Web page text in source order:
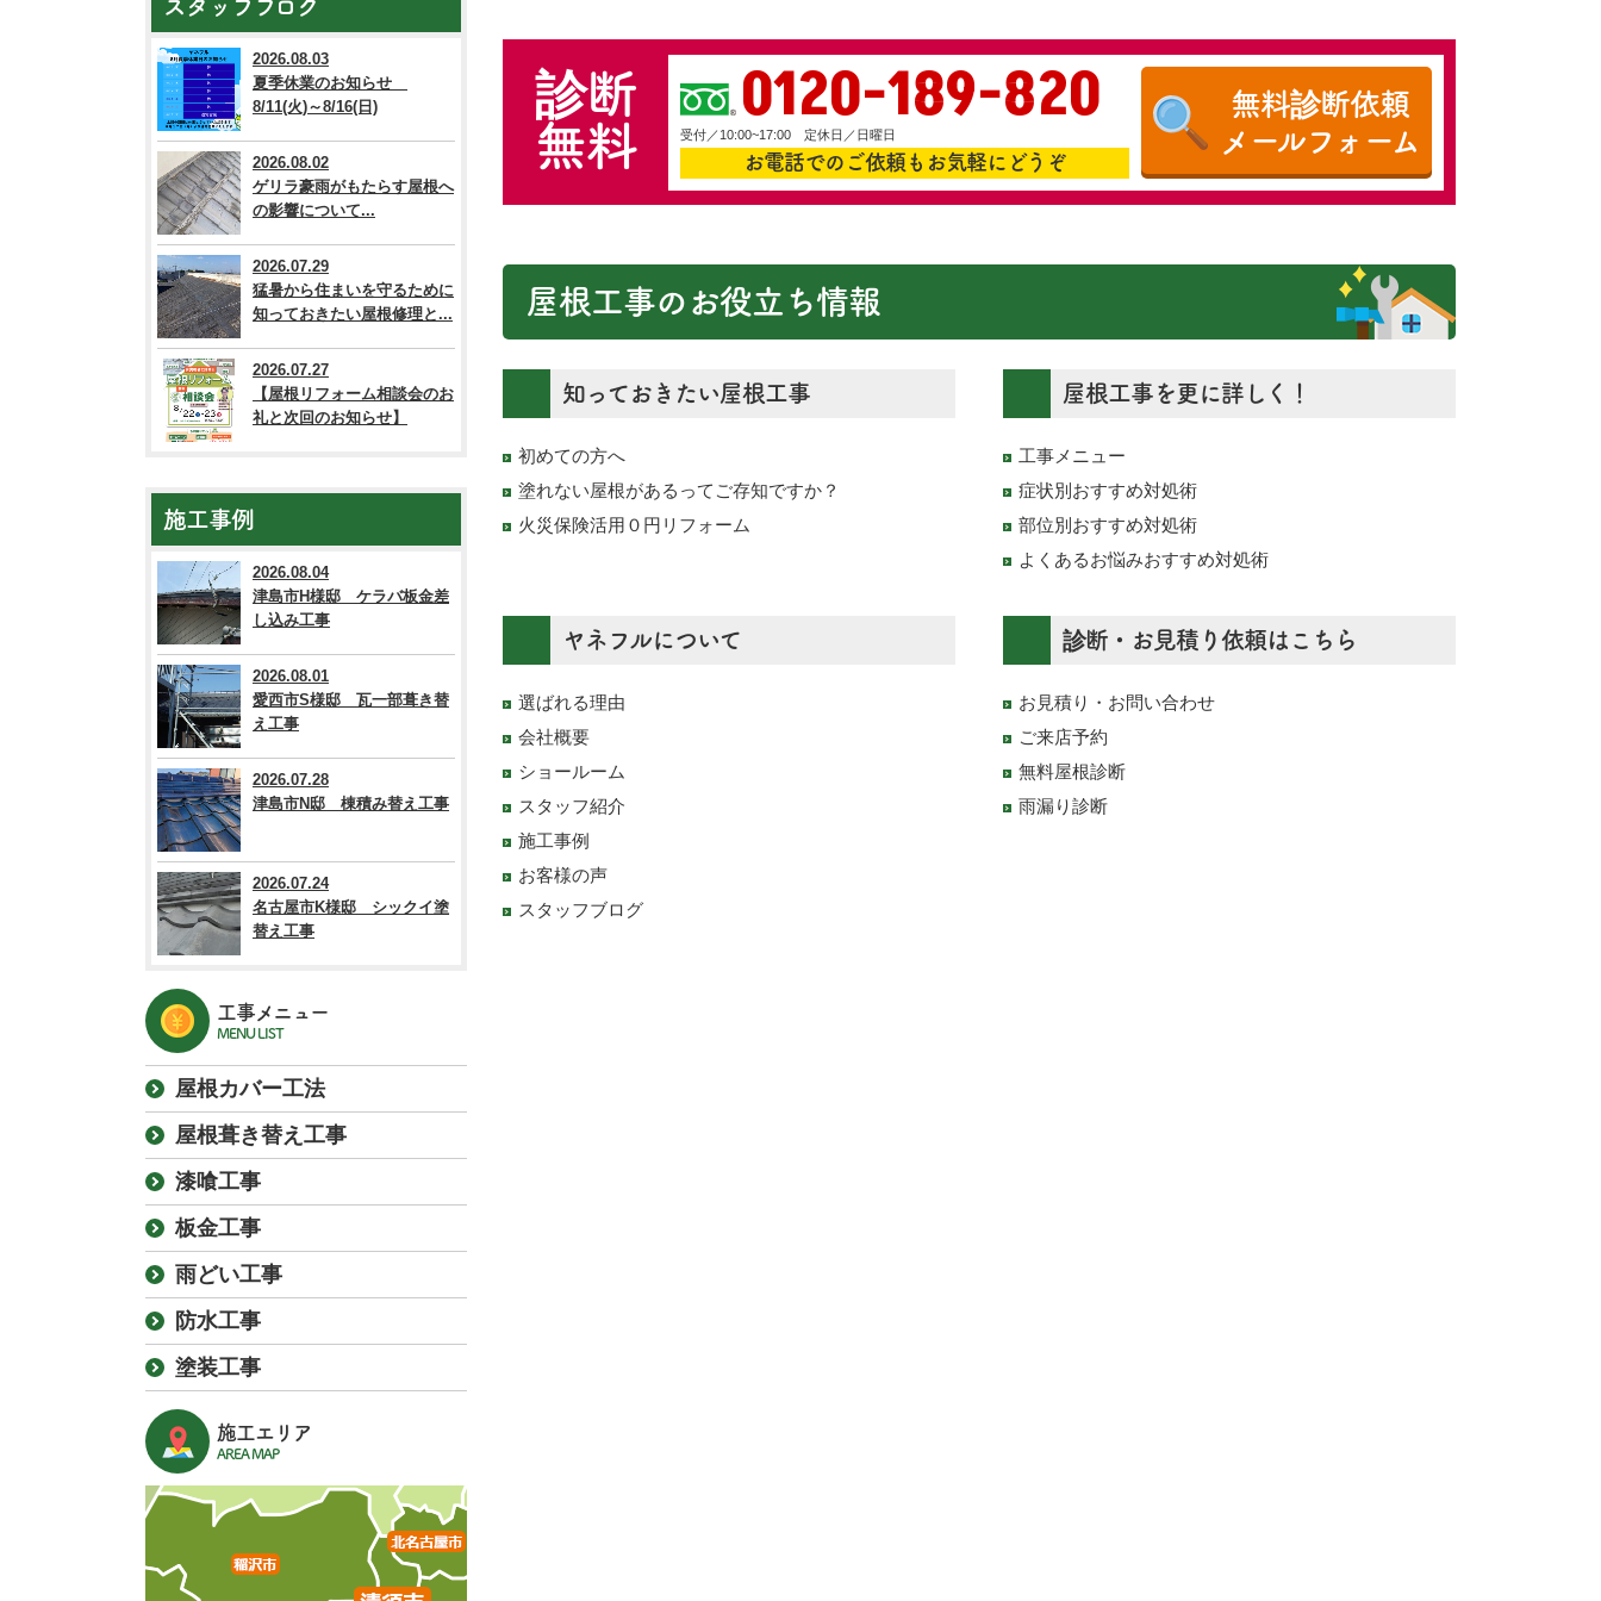
診断
無料
0120-189-820
受付／10:00~17:00 定休日／日曜日
お電話でのご依頼もお気軽にどうぞ
無料診断依頼
メールフォーム
屋根工事のお役立ち情報
知っておきたい屋根工事
初めての方へ
塗れない屋根があるってご存知ですか？
火災保険活用０円リフォーム
屋根工事を更に詳しく！
工事メニュー
症状別おすすめ対処術
部位別おすすめ対処術
よくあるお悩みおすすめ対処術
ヤネフルについて
選ばれる理由
会社概要
ショールーム
スタッフ紹介
施工事例
お客様の声
スタッフブログ
診断・お見積り依頼はこちら
お見積り・お問い合わせ
ご来店予約
無料屋根診断
雨漏り診断
スタッフブログ
2026.08.03
夏季休業のお知らせ
8/11(火)～8/16(日)
2026.08.02
ゲリラ豪雨がもたらす屋根へ
の影響について...
2026.07.29
猛暑から住まいを守るために
知っておきたい屋根修理と...
2026.07.27
【屋根リフォーム相談会のお
礼と次回のお知らせ】
施工事例
2026.08.04
津島市H様邸 ケラバ板金差
し込み工事
2026.08.01
愛西市S様邸 瓦一部葺き替
え工事
2026.07.28
津島市N邸 棟積み替え工事
2026.07.24
名古屋市K様邸 シックイ塗
替え工事
工事メニュー
MENU LIST
屋根カバー工法
屋根葺き替え工事
漆喰工事
板金工事
雨どい工事
防水工事
塗装工事
施工エリア
AREA MAP